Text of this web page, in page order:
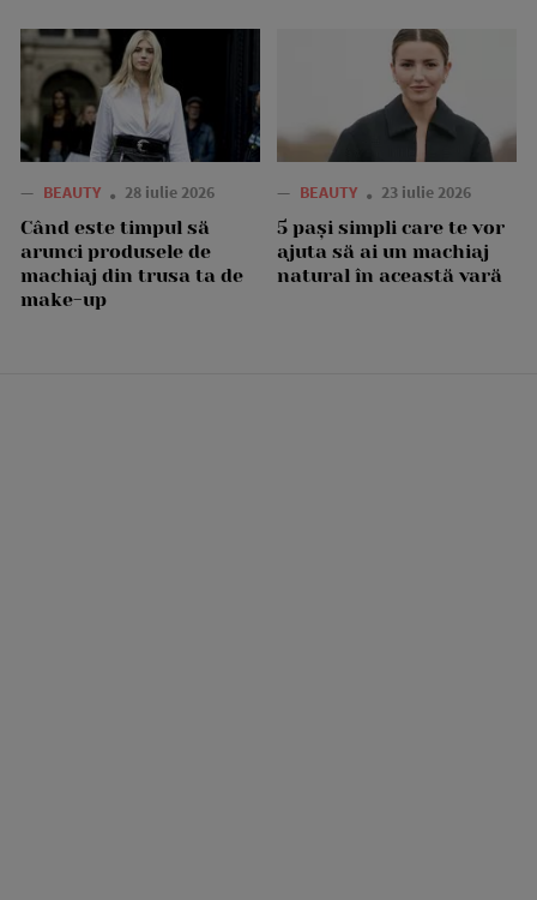
— BEAUTY 28 iulie 2026
Când este timpul să
arunci produsele de
machiaj din trusa ta de
make-up
— BEAUTY 23 iulie 2026
5 pași simpli care te vor
ajuta să ai un machiaj
natural în această vară